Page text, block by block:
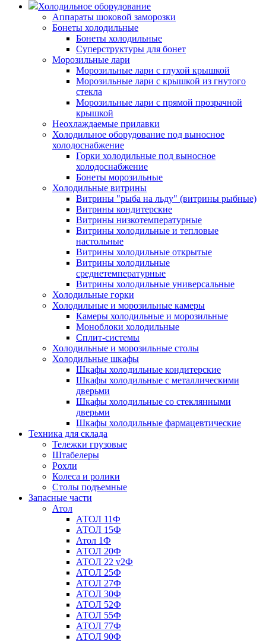
Холодильное оборудование
Аппараты шоковой заморозки
Бонеты холодильные
Бонеты холодильные
Суперструктуры для бонет
Морозильные лари
Морозильные лари с глухой крышкой
Морозильные лари с крышкой из гнутого
стекла
Морозильные лари с прямой прозрачной
крышкой
Неохлаждаемые прилавки
Холодильное оборудование под выносное
холодоснабжение
Горки холодильные под выносное
холодоснабжение
Бонеты морозильные
Холодильные витрины
Витрины "рыба на льду" (витрины рыбные)
Витрины кондитерские
Витрины низкотемпературные
Витрины холодильные и тепловые
настольные
Витрины холодильные открытые
Витрины холодильные
среднетемпературные
Витрины холодильные универсальные
Холодильные горки
Холодильные и морозильные камеры
Камеры холодильные и морозильные
Моноблоки холодильные
Сплит-системы
Холодильные и морозильные столы
Холодильные шкафы
Шкафы холодильные кондитерские
Шкафы холодильные с металлическими
дверьми
Шкафы холодильные со стеклянными
дверьми
Шкафы холодильные фармацевтические
Техника для склада
Тележки грузовые
Штабелеры
Рохли
Колеса и ролики
Столы подъемные
Запасные части
Атол
АТОЛ 11Ф
АТОЛ 15Ф
Атол 1Ф
АТОЛ 20Ф
АТОЛ 22 v2Ф
АТОЛ 25Ф
АТОЛ 27Ф
АТОЛ 30Ф
АТОЛ 52Ф
АТОЛ 55Ф
АТОЛ 77Ф
АТОЛ 90Ф